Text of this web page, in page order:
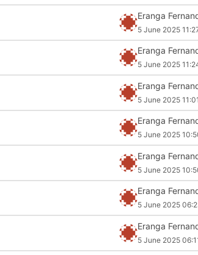
Eranga
5 June 2025
Eranga
5 June 2025
Eranga
5 June 2025
Eranga
5 June 2025
Eranga
5 June 2025
Eranga
5 June 2025
Eranga
5 June 2025